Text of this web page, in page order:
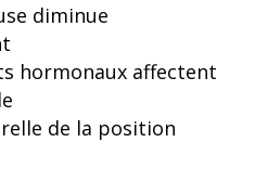
diminue
hormonaux affectent
de la position